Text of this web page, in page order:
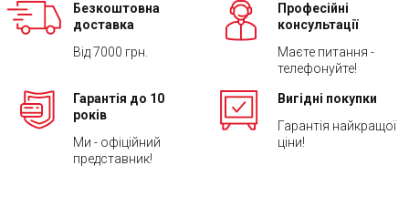
Безкоштовна
доставка
Від 7000 грн.
Професійні
консультації
Маєте питання -
телефонуйте!
Гарантія до 10
років
Ми - офіційний
представник!
Вигідні покупки
Гарантія найкращої
ціни!